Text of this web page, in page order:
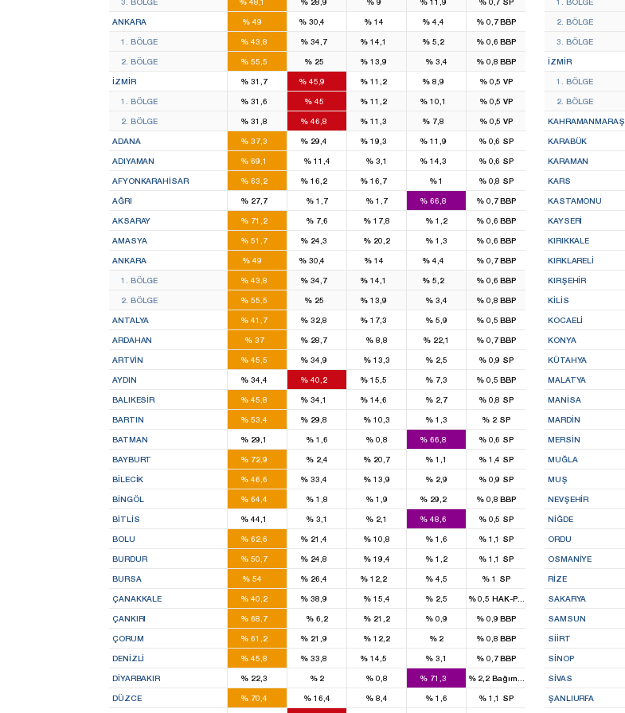
ANKARA % 49 %30,4 %14 % 4,4 %0,7BBP
1. BÖLGE % 43,8 % 34,7 % 14,1 % 5,2 %0,6BBP
2. BÖLGE % 55,5 %25 % 13,9 % 3,4 %0,8BBP
İZMIR % 31,7 %45,9 % 11,2 % 8,9 %0,5VP
1. BÖLGE % 31,6 %45 % 11,2 % 10,1 %0,5VP
2. BÖLGE % 31,8 % 46,8 % 11,3 % 7,8 %0,5VP
ADANA % 37,3 % 29,4 % 19,3 % 11,9 %0,6 SP
ADIYAMAN % 69,1 % 11,4 % 3,1 % 14,3 %0,6 SP
AFYONKARAHISAR % 63,2 % 16,2 % 16,7 %1 %0,8 SP
AĞRI % 27,7 % 1,7 % 1,7 % 66,8 %0,7BBP
AKSARAY % 71,2 % 7,6 % 17,8 % 1,2 %0,6BBP
AMASYA % 51,7 % 24,3 % 20,2 % 1,3 %0,6BBP
ANKARA % 49
16
%30,4 %14
4
% 4,4
1
%0,7BBP
1. BÖLGE % 43,8 % 34,7 % 14,1 % 5,2 %0,6BBP
2. BÖLGE % 55,5 %25 % 13,9 % 3,4 %0,8BBP
ANTALYA % 41,7 % 32,8 % 17,3 % 5,9 %0,5BBP
ARDAHAN %37 % 28,7 % 8,8 % 22,1 %0,7BBP
ARTVIN % 45,5 % 34,9 % 13,3 % 2,5 %0,9 SP
AYDIN % 34,4 % 40,2 % 15,5
1
% 7,3 %0,5BBP
BALIKESIR % 45,8 % 34,1 % 14,6 % 2,7 %0,8 SP
BARTIN % 53,4 % 29,8 % 10,3 % 1,3 % 2 SP
BATMAN % 29,1 % 1,6 % 0,8 % 66,8 %0,6 SP
BAYBURT % 72,9 % 2,4 % 20,7 % 1,1 %1,4 SP
BILECIK % 46,6 % 33,4 % 13,9 % 2,9 %0,9 SP
BINGÖL % 64,4 % 1,8 % 1,9 % 29,2 %0,8BBP
BITLIS % 44,1 % 3,1 % 2,1 % 48,6 %0,5 SP
BOLU % 62,6 % 21,4 % 10,8 % 1,6 %1,1 SP
BURDUR % 50,7 % 24,8 % 19,4 % 1,2 %1,1 SP
BURSA % 54
11
% 26,4 % 12,2 % 4,5 % 1 SP
ÇANAKKALE % 40,2 % 38,9 % 15,4 % 2,5 %0,5 HAK-PAR
ÇANKIRI % 68,7 % 6,2 % 21,2 % 0,9 %0,9BBP
ÇORUM % 61,2 % 21,9 % 12,2 %2 %0,8BBP
DENIZLI % 45,8 % 33,8 % 14,5
1
% 3,1 %0,7BBP
DIYARBAKIR % 22,3 %2 % 0,8 % 71,3 %2,2 Bağımsız
DÜZCE % 70,4 % 16,4 % 8,4 % 1,6 %1,1 SP
2. BÖLGE
3. BÖLGE
İZMIR
1. BÖLGE
2. BÖLGE
KAHRAMANMARAŞ
KARABÜK
KARAMAN
KARS
KASTAMONU
KAYSERI
KIRIKKALE
KIRKLARELI
KIRŞEHIR
KILIS
KOCAELI
KONYA
KÜTAHYA
MALATYA
MANISA
MARDIN
MERSIN
MUĞLA
MUŞ
NEVŞEHIR
NIĞDE
ORDU
OSMANIYE
RIZE
SAKARYA
SAMSUN
SIIRT
SINOP
SIVAS
ŞANLIURFA